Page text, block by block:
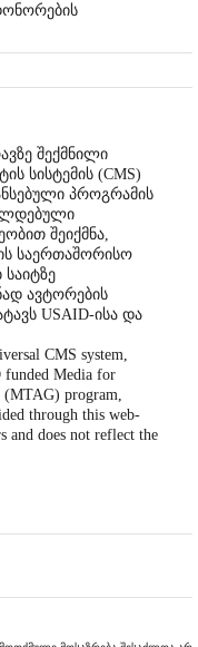
შექმნილი
სისტემის (CMS)
პროგრამის
შეიქმნა,
საერთაშორისო
ავტორების
USAID-ისა და
CMS system,
funded Media for
(MTAG) program,
through this web-
and does not reflect the